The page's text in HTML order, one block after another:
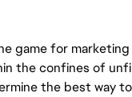
game for
the confines of
the best way